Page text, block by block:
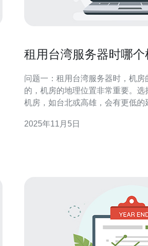
租用台湾服务器时哪
问题一：租用台湾服务器时，机
的，机房的地理位置非常重要。
机房，如台北或高雄，会有更低的
能够有效提升访问速度和用户体验
2025年11月5日